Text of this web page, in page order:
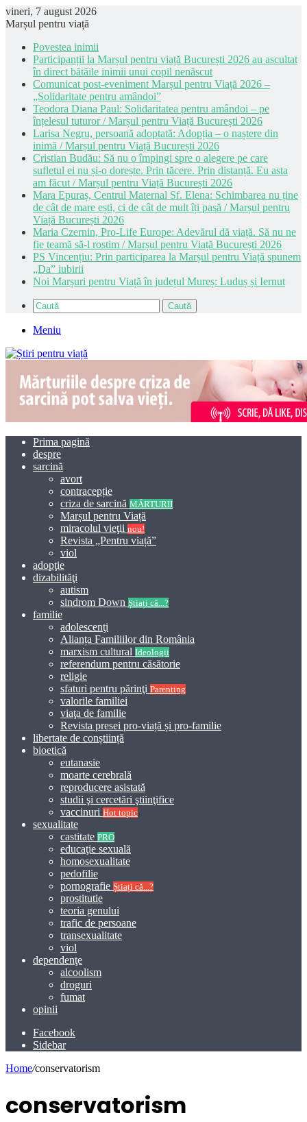
vineri, 7 august 2026
Marșul pentru viață
Povestea inimii
Participanții la Marșul pentru viață București 2026 au ascultat
în direct bătăile inimii unui copil nenăscut
Comunicat post-eveniment Marșul pentru Viață 2026 –
„Solidaritate pentru amândoi”
Teodora Diana Paul: Solidaritatea pentru amândoi – pe
înțelesul tuturor / Marșul pentru Viață București 2026
Larisa Negru, persoană adoptată: Adopția – o naștere din
inimă / Marșul pentru Viață București 2026
Cristian Budău: Să nu o împingi spre o alegere pe care
sufletul ei nu și-o dorește. Prin tăcere. Prin distanță. Eu asta
am făcut / Marșul pentru Viață București 2026
Mara Epuraș, Centrul Maternal Sf. Elena: Schimbarea nu ține
de cât de mare ești, ci de cât de mult îți pasă / Marșul pentru
Viață București 2026
Maria Czernin, Pro-Life Europe: Adevărul dă viață. Să nu ne
fie teamă să-l rostim / Marșul pentru Viață București 2026
PS Vincențiu: Prin participarea la Marșul pentru Viață spunem
„Da” iubirii
Noi Marșuri pentru Viață în județul Mureș: Luduș și Iernut
Caută
Meniu
Prima pagină
despre
sarcină
avort
contracepție
criza de sarcină MĂRTURII
Marșul pentru Viață
miracolul vieţii nou!
Revista „Pentru viață”
viol
adopţie
dizabilităţi
autism
sindrom Down Știați că...?
familie
adolescenţi
Alianța Familiilor din România
marxism cultural Ideologii
referendum pentru căsătorie
religie
sfaturi pentru părinţi Parenting
valorile familiei
viaţa de familie
Revista presei pro-viață și pro-familie
libertate de conștiință
bioetică
eutanasie
moarte cerebrală
reproducere asistată
studii şi cercetări ştiinţifice
vaccinuri Hot topic
sexualitate
castitate PRO
educaţie sexuală
homosexualitate
pedofilie
pornografie Știați că...?
prostitutie
teoria genului
trafic de persoane
transexualitate
viol
dependenţe
alcoolism
droguri
fumat
opinii
Facebook
Sidebar
Home/conservatorism
conservatorism